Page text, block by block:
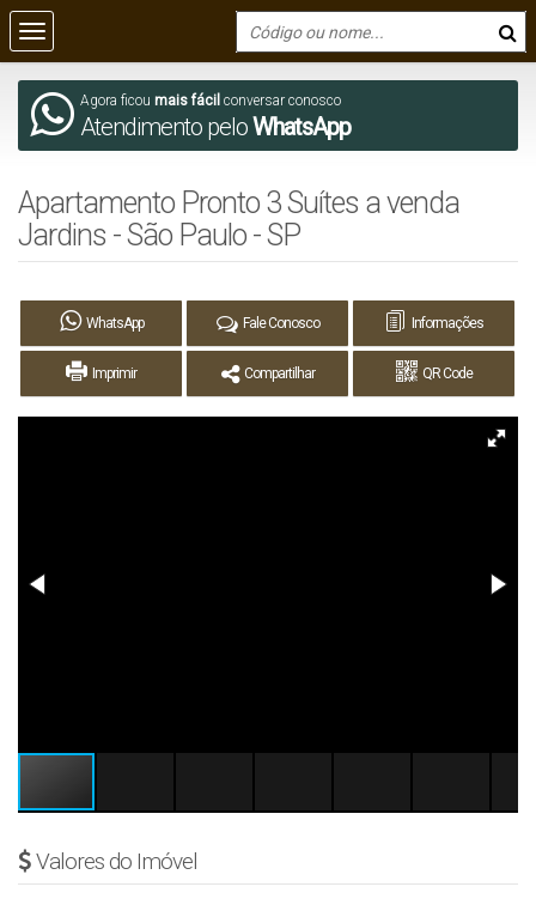
Agora ficou mais fácil conversar conosco
Atendimento peloWhatsApp
Apartamento Pronto 3 Suítes a venda
Jardins - São Paulo - SP
WhatsApp Fale Conosco Informações
Imprimir Compartilhar QR Code
Valores do Imóvel